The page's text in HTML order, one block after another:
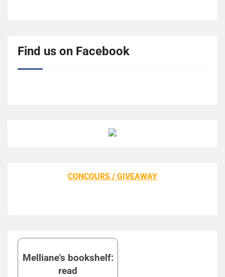
Find us on Facebook
CONCOURS / GIVEAWAY
Melliane's bookshelf:
read